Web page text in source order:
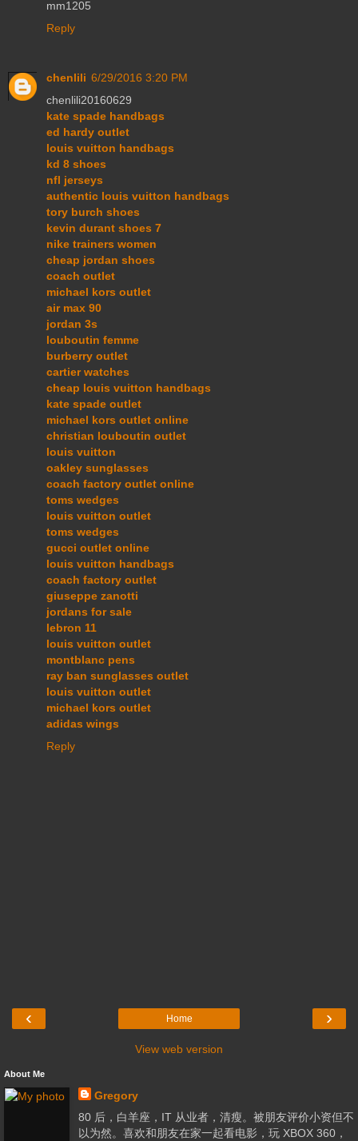
mm1205
Reply
chenlili 6/29/2016 3:20 PM
chenlili20160629
kate spade handbags
ed hardy outlet
louis vuitton handbags
kd 8 shoes
nfl jerseys
authentic louis vuitton handbags
tory burch shoes
kevin durant shoes 7
nike trainers women
cheap jordan shoes
coach outlet
michael kors outlet
air max 90
jordan 3s
louboutin femme
burberry outlet
cartier watches
cheap louis vuitton handbags
kate spade outlet
michael kors outlet online
christian louboutin outlet
louis vuitton
oakley sunglasses
coach factory outlet online
toms wedges
louis vuitton outlet
toms wedges
gucci outlet online
louis vuitton handbags
coach factory outlet
giuseppe zanotti
jordans for sale
lebron 11
louis vuitton outlet
montblanc pens
ray ban sunglasses outlet
louis vuitton outlet
michael kors outlet
adidas wings
Reply
‹ ›
Home
View web version
About Me
Gregory
80 后，白羊座，IT 从业者，清瘦。被朋友评价小资但不
以为然。喜欢和朋友在家一起看电影，玩 XBOX 360，